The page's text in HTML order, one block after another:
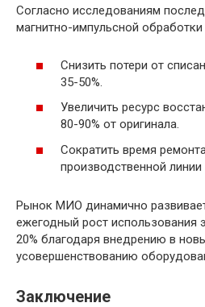
Согласно исследованиям
магнитно-импульсной обработки
Снизить потери от
35-50%.
Увеличить ресурс
80-90% от оригинала.
Сократить время
производственной линии
Рынок МИО динамично
ежегодный рост использования
20% благодаря внедрению в
усовершенствованию
Заключение